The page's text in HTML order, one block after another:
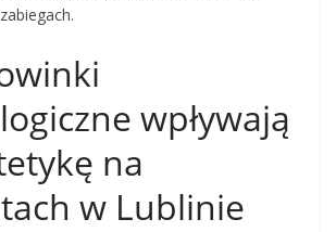
wpływają
na
w Lublinie